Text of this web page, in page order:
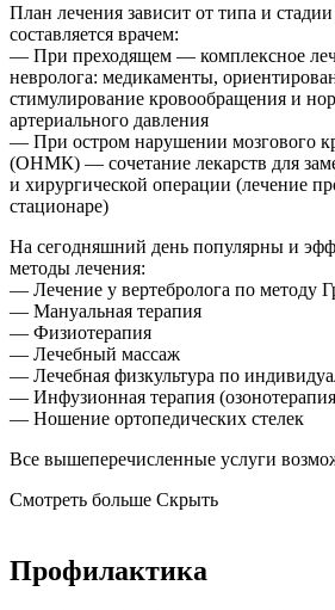
План лечения зависит от типа и
составляется врачем:
— При преходящем — комплексное
невролога: медикаменты,
стимулирование кровообращения и
артериального давления
— При остром нарушении мозгового
(ОНМК) — сочетание лекарств для
и хирургической операции (лечение
стационаре)
На сегодняшний день популярны и
методы лечения:
— Лечение у вертебролога по методу
— Мануальная терапия
— Физиотерапия
— Лечебный массаж
— Лечебная физкультура по
— Инфузионная терапия
— Ношение ортопедических стелек
Все вышеперечисленные услуги
Смотреть больше Скрыть
Профилактика